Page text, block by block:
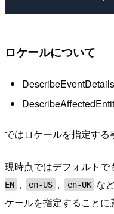
ロケールについて
ではロケールを指定する
現時点ではデフォルト
EN , en-US , en-UK な
ケールを指定することに